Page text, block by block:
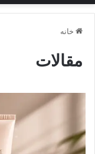
خانه
مقالات